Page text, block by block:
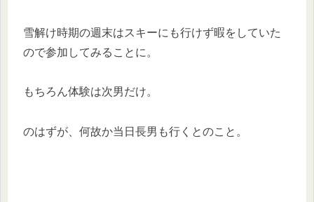
雪解け時期の週末はスキーにも行けず暇をしていた
ので参加してみることに。
もちろん体験は次男だけ。
のはずが、何故か当日長男も行くとのこと。